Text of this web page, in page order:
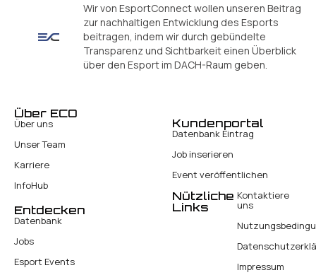
Wir von EsportConnect wollen unseren Beitrag
zur nachhaltigen Entwicklung des Esports
beitragen, indem wir durch gebündelte
Transparenz und Sichtbarkeit einen Überblick
über den Esport im DACH-Raum geben.
Über ECO
Über uns
Unser Team
Karriere
InfoHub
Kundenportal
Datenbank Eintrag
Job inserieren
Event veröffentlichen
Entdecken
Datenbank
Jobs
Esport Events
Nützliche
Links
Kontaktiere
uns
Impressum